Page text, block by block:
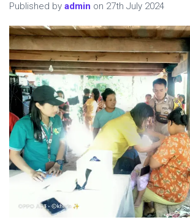
Published by admin on 27th July 2024